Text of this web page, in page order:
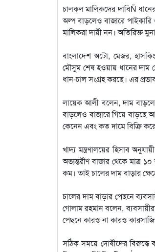
চালকল মালিকদের দাবিÑ
অল্প বাড়লেও বাজারে পাইকারি
মালিকরা দায়ী নন। অতিরিক্ত
বাংলাদেশ অটো, মেজর,
মৌসুম শেষ হওয়ায় ধানের দাম
ধান-চাল সংগ্রহ করছে। এর
লায়েক আলী বলেন, দাম
বাড়লেও বাজারে গিয়ে বাড়ছে
কেনেন এবং কত দামে বিক্রি
খাদ্য মন্ত্রণালয়ের হিসাব
অভ্যন্তরীণ বাজার থেকে মাত্র
কম। তাই চালের দাম বাড়ার
চালের দাম বাড়ার পেছনে
গোলাম রহমান বলেন,
পেছনে কারও না কারও
সঠিক সময়ে দোষীদের বিরুদ্ধে